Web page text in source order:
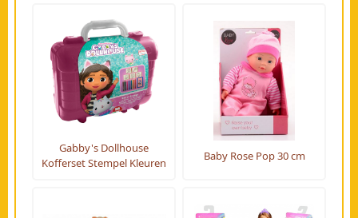
Gabby's Dollhouse
Kofferset Stempel Kleuren
Baby Rose Pop 30 cm